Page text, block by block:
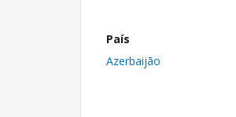
País
Azerbaijão